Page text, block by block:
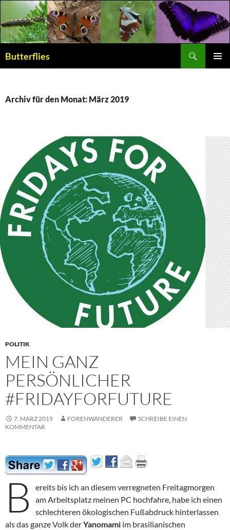
Butterflies
Archiv für den Monat: März 2019
POLITIK
MEIN GANZ
PERSÖNLICHER
#FRIDAYFORFUTURE
7. MÄRZ 2019 FORENWANDERER
SCHREIBE EINEN
KOMMENTAR
B
ereits bis ich an diesem verregneten Freitagmorgen
am Arbeitsplatz meinen PC hochfahre, habe ich einen
schlechteren ökologischen Fußabdruck hinterlassen
als das ganze Volk derYanomami im brasilianischen